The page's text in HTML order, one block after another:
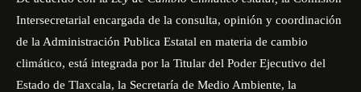
Intersecretarial encargada de la consulta, opinión y coordinación
de la Administración Publica Estatal en materia de cambio
climático, está integrada por la Titular del Poder Ejecutivo del
Estado de Tlaxcala, la Secretaría de Medio Ambiente, la